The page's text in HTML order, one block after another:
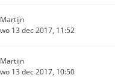
Martijn
wo 13 dec 2017, 11:52
Martijn
wo 13 dec 2017, 10:50